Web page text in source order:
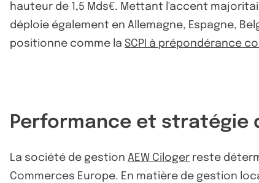
hauteur de 1,5 Mds€. Mettant l'accent
déploie également en Allemagne, Espagne,
positionne comme la SCPI à prépondérance
Performance et stratégie
La société de gestion AEW Ciloger reste
Commerces Europe. En matière de gestion